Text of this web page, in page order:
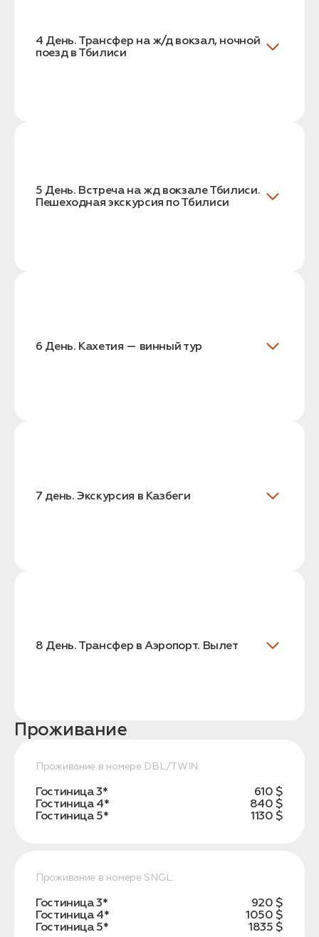
4 День. Трансфер на ж/д вокзал, ночной
поезд в Тбилиси
5 День. Встреча на жд вокзале Тбилиси.
Пешеходная экскурсия по Тбилиси
6 День. Кахетия — винный тур
7 день. Экскурсия в Казбеги
8 День. Трансфер в Аэропорт. Вылет
Проживание
Проживание в номере DBL/TWIN:
Гостиница 3*
610 $
Гостиница 4*
840 $
Гостиница 5*
1130 $
Проживание в номере SNGL:
Гостиница 3*
920 $
Гостиница 4*
1050 $
Гостиница 5*
1835 $